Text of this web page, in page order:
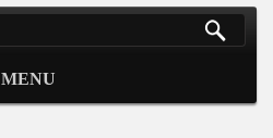
MENU